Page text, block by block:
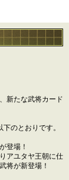
新たな武将カード
のとおりです。
登場！
アユタヤ王朝に仕
将が新登場！